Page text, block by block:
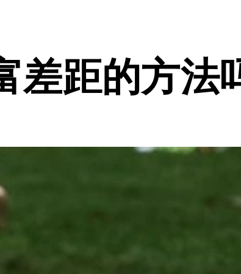
差距的方法